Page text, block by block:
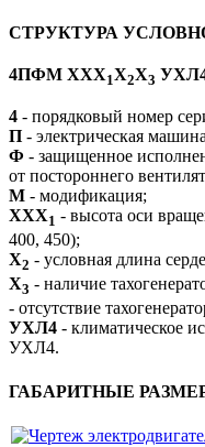
СТРУКТУРА
4ПФМ ХХХ1Х2Х3
4 - порядковый номер
П - электрическая
Ф - защищенное
от постороннего
М - модификация;
ХXХ1 - высота оси
400, 450);
X2 - условная длина
X3 - наличие
- отсутствие
УХЛ4 - климатическое
УХЛ4.
ГАБАРИТНЫЕ